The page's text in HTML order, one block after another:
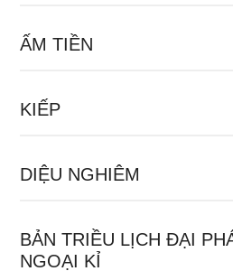
ẤM TIỀN
KIẾP
DIỆU NGHIÊM
BẢN TRIỀU LỊCH ĐẠI
NGOẠI KỈ